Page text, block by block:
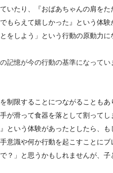
いたり、『おばあちゃんの肩をた
もらえて嬉しかった』という体験
をしよう」という行動の原動力に
記憶が今の行動の基準になってい
制限することにつながることも
が滑って食器を落として割って
という体験があったとしたら、
意識や何か行動を起こすことにブ
？」と思うかもしれませんが、